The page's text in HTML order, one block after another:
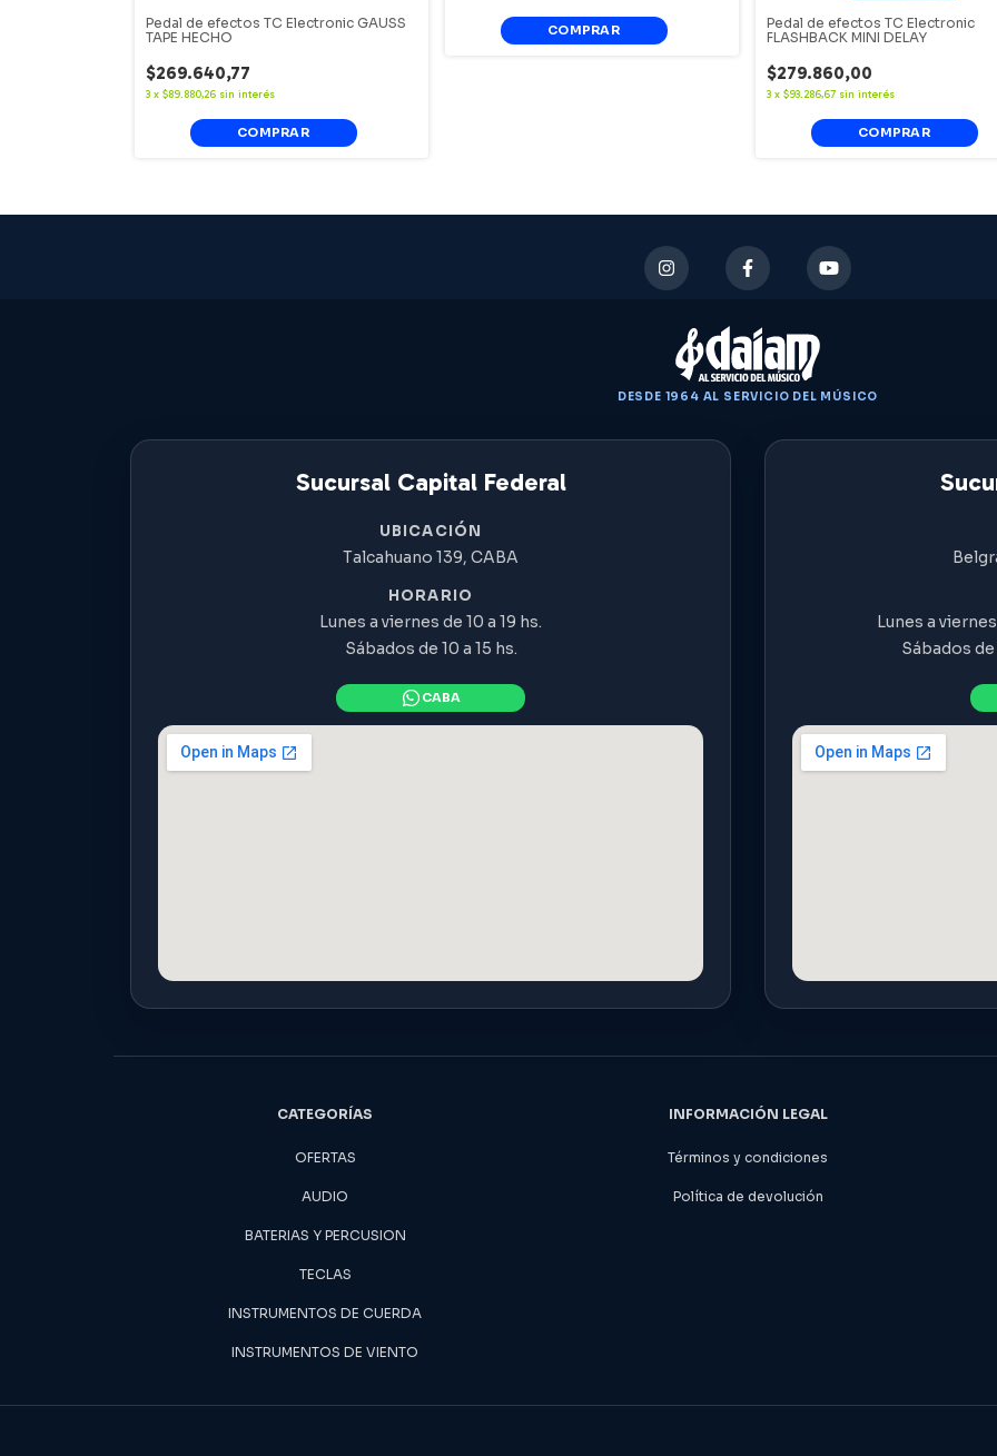
Pedal de efectos TC Electronic GAUSS
TAPE HECHO
$269.640,77
3 x $89.880,26 sin interés
Pedal de efectos TC Electronic
FLASHBACK MINI DELAY
$279.860,00
3 x $93.286,67 sin interés
DESDE 1964 AL SERVICIO DEL MÚSICO
Sucursal Capital Federal
UBICACIÓN
Talcahuano 139, CABA
HORARIO
Lunes a viernes de 10 a 19 hs.
Sábados de 10 a 15 hs.
Lunes a
Sábados de
CATEGORÍAS
OFERTAS
AUDIO
BATERIAS Y PERCUSION
TECLAS
INSTRUMENTOS DE CUERDA
INSTRUMENTOS DE VIENTO
INFORMACIÓN LEGAL
Términos y condiciones
Política de devolución